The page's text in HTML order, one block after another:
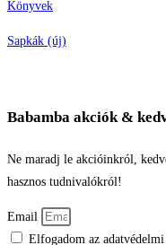
Könyvek
Sapkák (új)
Babamba akciók &
Ne maradj le akcióinkról,
hasznos tudnivalókról!
Email
Elfogadom az